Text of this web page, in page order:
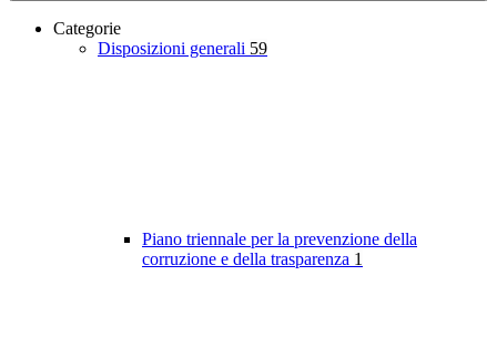
Categorie
Disposizioni generali 59
Piano triennale per la prevenzione della
corruzione e della trasparenza 1